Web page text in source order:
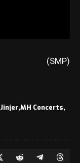
(SMP)
Jinjer MH Concerts